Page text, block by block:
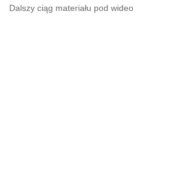
Dalszy ciąg materiału pod wideo